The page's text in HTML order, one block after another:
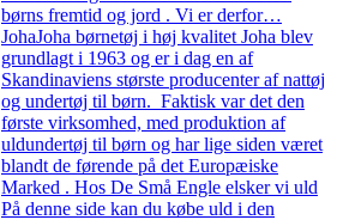
børns fremtid og jord . Vi er derfor…
JohaJoha børnetøj i høj kvalitet Joha blev
grundlagt i 1963 og er i dag en af
Skandinaviens største producenter af nattøj
og undertøj til børn. Faktisk var det den
første virksomhed, med produktion af
uldundertøj til børn og har lige siden været
blandt de førende på det Europæiske
Marked . Hos De Små Engle elsker vi uld
På denne side kan du købe uld i den